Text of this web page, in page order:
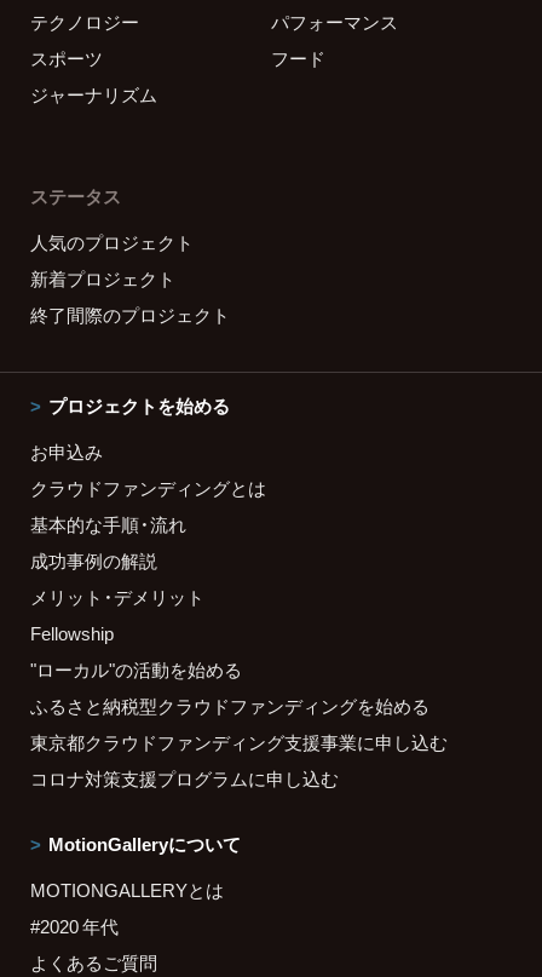
テクノロジー
パフォーマンス
スポーツ
フード
ジャーナリズム
ステータス
人気のプロジェクト
新着プロジェクト
終了間際のプロジェクト
プロジェクトを始める
お申込み
クラウドファンディングとは
基本的な手順・流れ
成功事例の解説
メリット・デメリット
Fellowship
"ローカル"の活動を始める
ふるさと納税型クラウドファンディングを始める
東京都クラウドファンディング支援事業に申し込む
コロナ対策支援プログラムに申し込む
MotionGalleryについて
MOTIONGALLERYとは
#2020 年代
よくあるご質問